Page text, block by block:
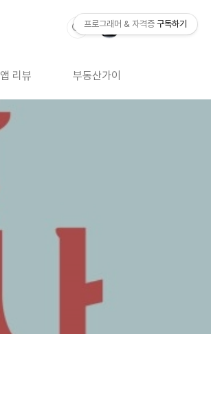
앱 리뷰 부동산가이드
프로그래머 & 자격증 구독하기